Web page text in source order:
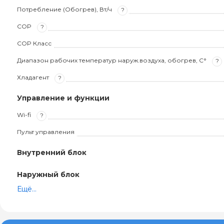
Потребление (Обогрев), Вт/ч ?
COP ?
COP Класс
Диапазон рабочих температур наруж.воздуха, обогрев, С° ?
Хладагент ?
Управление и функции
Wi-fi ?
Пульт управления
Внутренний блок
Наружный блок
Ещё...